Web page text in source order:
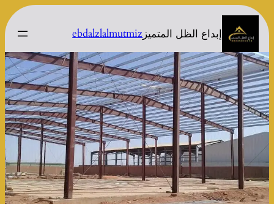
تخطى
إلى
المحتوى
إبداع الظل المتميز ebdalzlalmutmiz